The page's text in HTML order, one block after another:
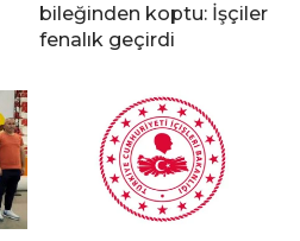
bileğinden koptu: İşçiler
fenalık geçirdi